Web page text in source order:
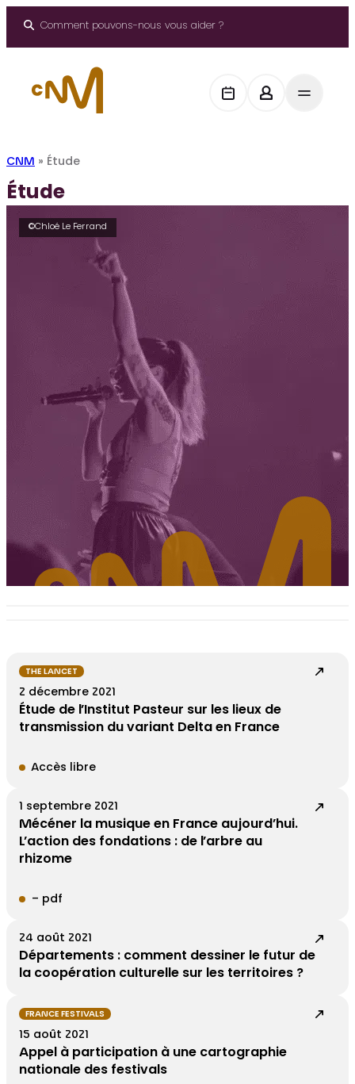
Comment pouvons-nous vous aider ?
CNM » Étude
Étude
©Chloé Le Ferrand
THE LANCET
2 décembre 2021
Étude de l’Institut Pasteur sur les lieux de
transmission du variant Delta en France
Accès libre
1 septembre 2021
Mécéner la musique en France aujourd’hui.
L’action des fondations : de l’arbre au
rhizome
– pdf
24 août 2021
Départements : comment dessiner le futur de
la coopération culturelle sur les territoires ?
FRANCE FESTIVALS
15 août 2021
Appel à participation à une cartographie
nationale des festivals